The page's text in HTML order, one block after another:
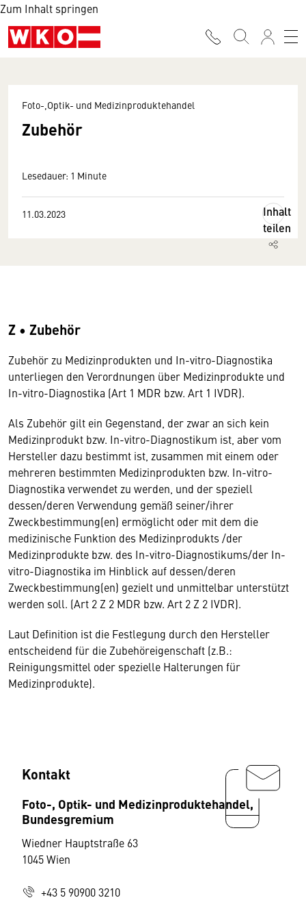
Zum Inhalt springen
Foto-,Optik- und Medizinproduktehandel
Zubehör
Lesedauer: 1 Minute
11.03.2023
Inhalt
teilen
Z • Zubehör
Zubehör zu Medizinprodukten und In-vitro-Diagnostika
unterliegen den Verordnungen über Medizinprodukte und
In-vitro-Diagnostika (Art 1 MDR bzw. Art 1 IVDR).
Als Zubehör gilt ein Gegenstand, der zwar an sich kein
Medizinprodukt bzw. In-vitro-Diagnostikum ist, aber vom
Hersteller dazu bestimmt ist, zusammen mit einem oder
mehreren bestimmten Medizinprodukten bzw. In-vitro-
Diagnostika verwendet zu werden, und der speziell
dessen/deren Verwendung gemäß seiner/ihrer
Zweckbestimmung(en) ermöglicht oder mit dem die
medizinische Funktion des Medizinprodukts /der
Medizinprodukte bzw. des In-vitro-Diagnostikums/der In-
vitro-Diagnostika im Hinblick auf dessen/deren
Zweckbestimmung(en) gezielt und unmittelbar unterstützt
werden soll. (Art 2 Z 2 MDR bzw. Art 2 Z 2 IVDR).
Laut Definition ist die Festlegung durch den Hersteller
entscheidend für die Zubehöreigenschaft (z.B.:
Reinigungsmittel oder spezielle Halterungen für
Medizinprodukte).
Kontakt
Foto-, Optik- und Medizinproduktehandel,
Bundesgremium
Wiedner Hauptstraße 63
1045 Wien
+43 5 90900 3210